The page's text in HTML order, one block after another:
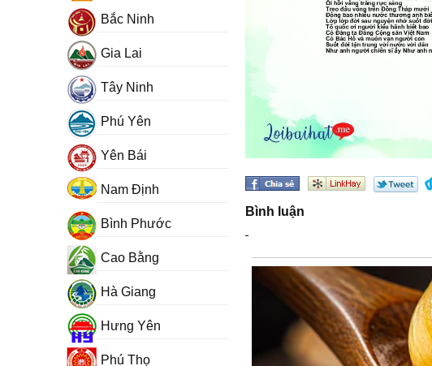
Bình luận
Bắc Ninh
Gia Lai
Tây Ninh
Phú Yên
Yên Bái
Nam Định
Bình Phước
Cao Bằng
Hà Giang
Hưng Yên
Phú Thọ